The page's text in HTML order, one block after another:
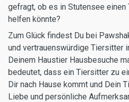
gefragt, ob es in Stutensee
helfen könnte?
Zum Glück findest Du bei
und vertrauenswürdige Tiersitter
Deinem Haustier Hausbesuche
bedeutet, dass ein Tiersitter zu
Dir nach Hause kommt und Dein
Liebe und persönliche